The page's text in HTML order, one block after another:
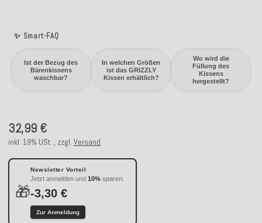
✨ Smart-FAQ
Ist der Bezug des
Bärenkissens
waschbar?
In welchen Größen
ist das GRIZZLY
Kissen erhältlich?
Wo wird die
Füllung des
Kissens
hergestellt?
32,99 €
inkl. 19% USt. , zzgl. Versand
🎁
Newsletter Vorteil
Jetzt anmelden und 10% sparen:
-3,30 €
Zur Anmeldung